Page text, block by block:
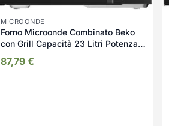
MICROONDE
Forno Microonde Combinato Beko
con Grill Capacità 23 Litri Potenza
Scongelamento colore Nero -
87,79 €